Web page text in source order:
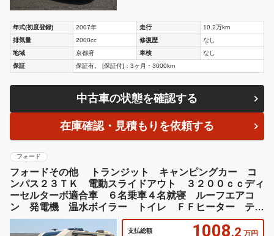
年式(初度登録) 2007年 走行
10.2万km
排気量
2000cc 修復歴
なし
地域
京都府 車検
なし
保証
保証有。 [保証付]：3ヶ月・3000km
中古車の状態を確認する
在庫確認・見積もりを依頼する
フォード
フォードその他 トランジット キャンピングカー コ
ンパス２３ＴＫ 電動スライドアウト ３２００ｃｃディ
ーセルターボ適合車 ６名乗車４名就寝 ルーフエアコ
ン 発電機 温水ボイラー トイレ ＦＦヒーター テレ
ビ３台
支払総額 1008.2 万円